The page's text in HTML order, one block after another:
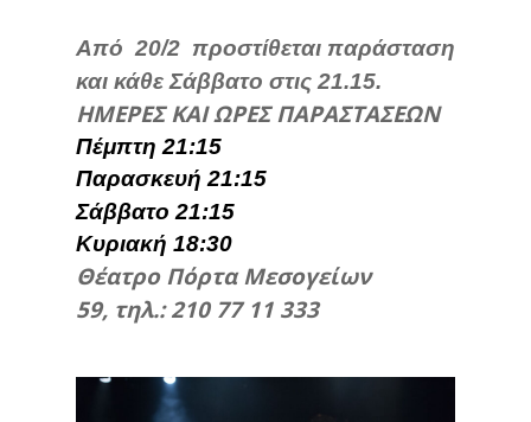
Από 20/2 προστίθεται παράσταση
και κάθε Σάββατο στις 21.15.
ΗΜΕΡΕΣ ΚΑΙ ΩΡΕΣ ΠΑΡΑΣΤΑΣΕΩΝ
Πέμπτη 21:15
Παρασκευή 21:15
Σάββατο 21:15
Κυριακή 18:30
Θέατρο Πόρτα Μεσογείων
59, τηλ.: 210 77 11 333